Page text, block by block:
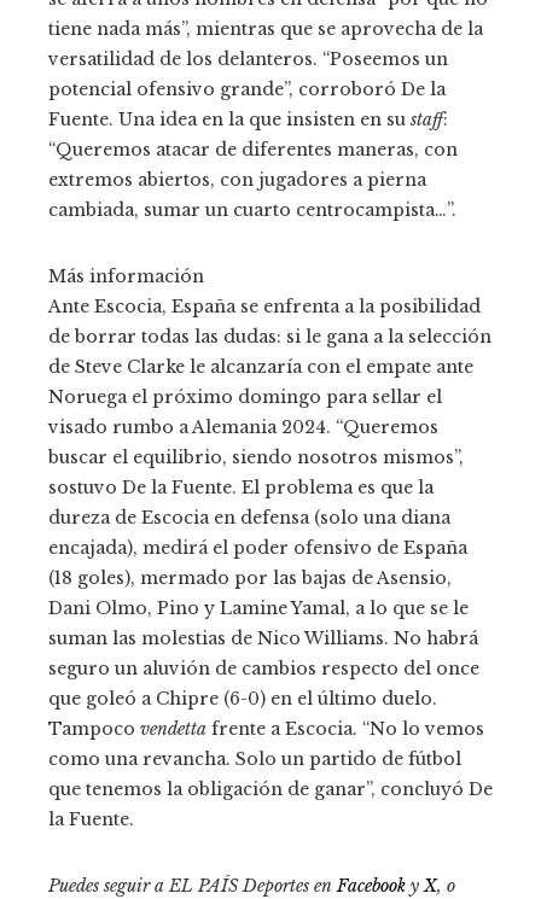
tiene nada más”, mientras que se aprovecha de la
versatilidad de los delanteros. “Poseemos un
potencial ofensivo grande”, corroboró De la
Fuente. Una idea en la que insisten en su staff:
“Queremos atacar de diferentes maneras, con
extremos abiertos, con jugadores a pierna
cambiada, sumar un cuarto centrocampista…”.
Más información
Ante Escocia, España se enfrenta a la posibilidad
de borrar todas las dudas: si le gana a la selección
de Steve Clarke le alcanzaría con el empate ante
Noruega el próximo domingo para sellar el
visado rumbo a Alemania 2024. “Queremos
buscar el equilibrio, siendo nosotros mismos”,
sostuvo De la Fuente. El problema es que la
dureza de Escocia en defensa (solo una diana
encajada), medirá el poder ofensivo de España
(18 goles), mermado por las bajas de Asensio,
Dani Olmo, Pino y Lamine Yamal, a lo que se le
suman las molestias de Nico Williams. No habrá
seguro un aluvión de cambios respecto del once
que goleó a Chipre (6-0) en el último duelo.
Tampoco vendetta frente a Escocia. “No lo vemos
como una revancha. Solo un partido de fútbol
que tenemos la obligación de ganar”, concluyó De
la Fuente.
Puedes seguir a EL PAÍS Deportes enFacebook yX, o